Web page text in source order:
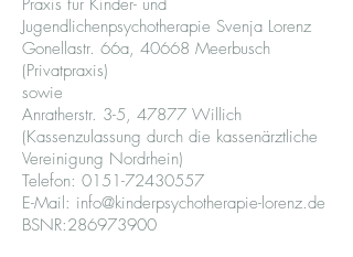
Praxis für Kinder- und
Jugendlichenpsychotherapie Svenja Lorenz
Gonellastr. 66a, 40668 Meerbusch
(Privatpraxis)
sowie
Anratherstr. 3-5, 47877 Willich
(Kassenzulassung durch die kassenärztliche
Vereinigung Nordrhein)
Telefon: 0151-72430557
E-Mail: info@kinderpsychotherapie-lorenz.de
BSNR:286973900